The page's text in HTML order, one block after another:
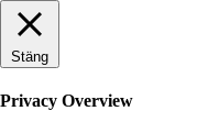
Stäng
Privacy Overview